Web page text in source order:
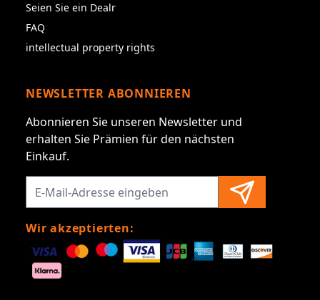
Seien Sie ein Dealr
FAQ
intellectual property rights
NEWSLETTER ABONNIEREN
Abonnieren Sie unseren Newsletter und
erhalten Sie Prämien für den nächsten
Einkauf.
Wir akzeptierten: